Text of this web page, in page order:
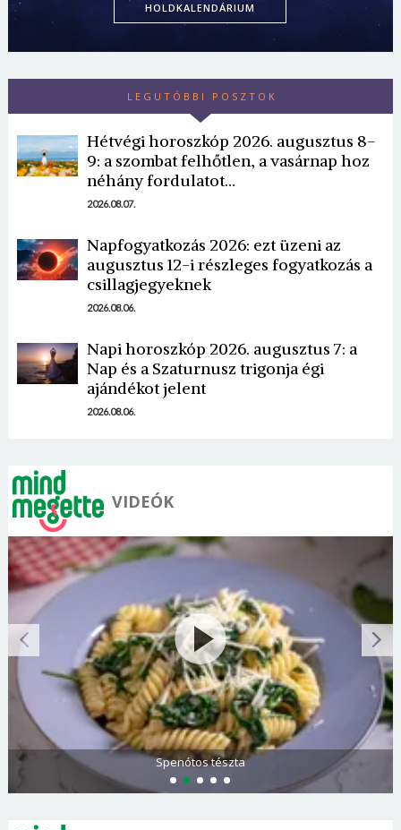
HOLDKALENDÁRIUM
LEGUTÓBBI POSZTOK
Hétvégi horoszkóp 2026. augusztus 8-
9: a szombat felhőtlen, a vasárnap hoz
néhány fordulatot…
2026.08.07.
Napfogyatkozás 2026: ezt üzeni az
augusztus 12-i részleges fogyatkozás a
csillagjegyeknek
2026.08.06.
Napi horoszkóp 2026. augusztus 7: a
Nap és a Szaturnusz trigonja égi
ajándékot jelent
2026.08.06.
VIDEÓK
Spenótos tészta
Borsonline bejelentkezés
E-mail cím vagy felhasználónév
Jelszó